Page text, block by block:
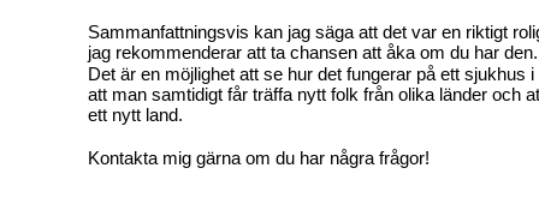
Sammanfattningsvis kan jag säga att det var en riktigt
jag rekommenderar att ta chansen att åka om du har den.
Det är en möjlighet att se hur det fungerar på ett sjukhus
att man samtidigt får träffa nytt folk från olika länder och
ett nytt land.
Kontakta mig gärna om du har några frågor!